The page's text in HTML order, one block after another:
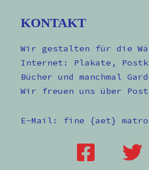
KONTAKT
Wir gestalten für die
Internet: Plakate,
Bücher und manchmal
Wir freuen uns über
E-Mail: fine {aet}